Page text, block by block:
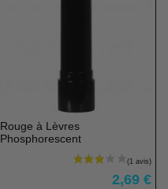
Rouge à Lèvres
Phosphorescent
2,69 €